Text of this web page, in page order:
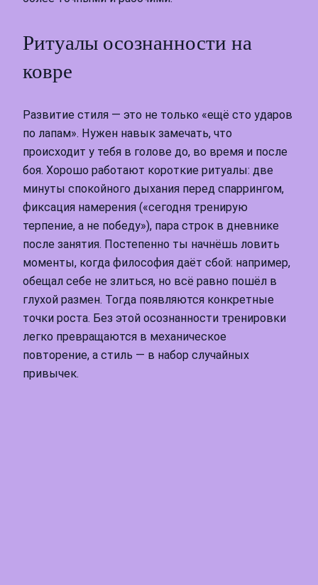
Ритуалы осознанности на
ковре
Развитие стиля — это не только «ещё сто ударов
по лапам». Нужен навык замечать, что
происходит у тебя в голове до, во время и после
боя. Хорошо работают короткие ритуалы: две
минуты спокойного дыхания перед спаррингом,
фиксация намерения («сегодня тренирую
терпение, а не победу»), пара строк в дневнике
после занятия. Постепенно ты начнёшь ловить
моменты, когда философия даёт сбой: например,
обещал себе не злиться, но всё равно пошёл в
глухой размен. Тогда появляются конкретные
точки роста. Без этой осознанности тренировки
легко превращаются в механическое
повторение, а стиль — в набор случайных
привычек.